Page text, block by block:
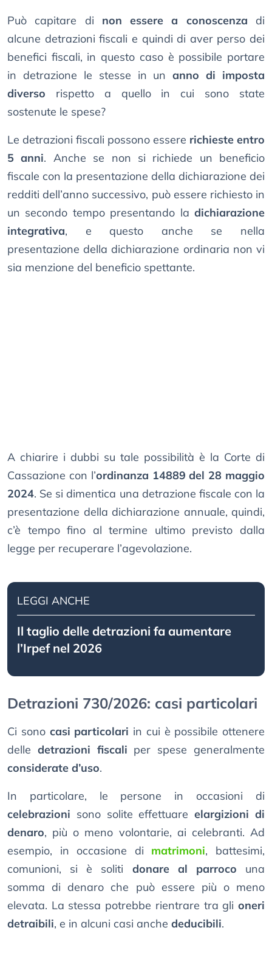
Può capitare di non essere a conoscenza di
alcune detrazioni fiscali e quindi di aver perso dei
benefici fiscali, in questo caso è possibile portare
in detrazione le stesse in unanno di imposta
diverso rispetto a quello in cui sono state
sostenute le spese?
Le detrazioni fiscali possono essere richieste entro
5 anni. Anche se non si richiede un beneficio
fiscale con la presentazione della dichiarazione dei
redditi dell’anno successivo, può essere richiesto in
un secondo tempo presentando la dichiarazione
integrativa, e questo anche se nella
presentazione della dichiarazione ordinaria non vi
sia menzione del beneficio spettante.
A chiarire i dubbi su tale possibilità è la Corte di
Cassazione con l’ordinanza 14889 del 28 maggio
2024. Se si dimentica una detrazione fiscale con la
presentazione della dichiarazione annuale, quindi,
c’è tempo fino al termine ultimo previsto dalla
legge per recuperare l’agevolazione.
LEGGI ANCHE
Il taglio delle detrazioni fa aumentare
l’Irpef nel 2026
Detrazioni 730/2026: casi particolari
Ci sono casi particolari in cui è possibile ottenere
delle detrazioni fiscali per spese generalmente
considerate d’uso.
In particolare, le persone in occasioni di
celebrazioni sono solite effettuareelargizioni di
denaro, più o meno volontarie, ai celebranti. Ad
esempio, in occasione di matrimoni, battesimi,
comunioni, si è soliti donare al parroco una
somma di denaro che può essere più o meno
elevata. La stessa potrebbe rientrare tra gli oneri
detraibili, e in alcuni casi anche deducibili.